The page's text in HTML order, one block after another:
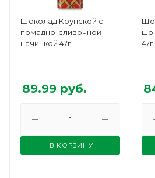
Шоколад Крупской с
помадно-сливочной
начинкой 47г
89.99 руб.
В КОРЗИНУ
47г